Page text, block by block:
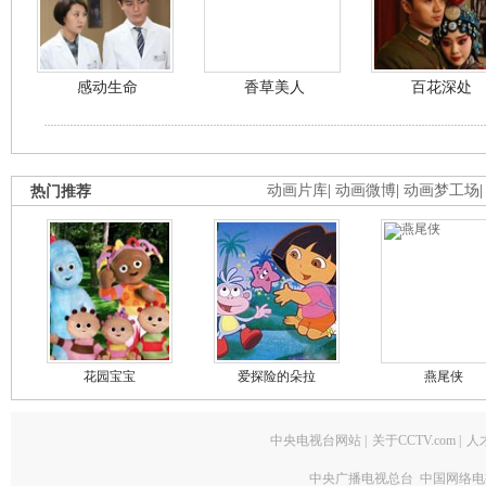
感动生命 香草美人 百花深处
动画片库 动画微博 动画梦工场
热门推荐
花园宝宝 爱探险的朵拉 燕尾侠
中央电视台网站 关于CCTV.com 人
中央广播电视总台 中国网络